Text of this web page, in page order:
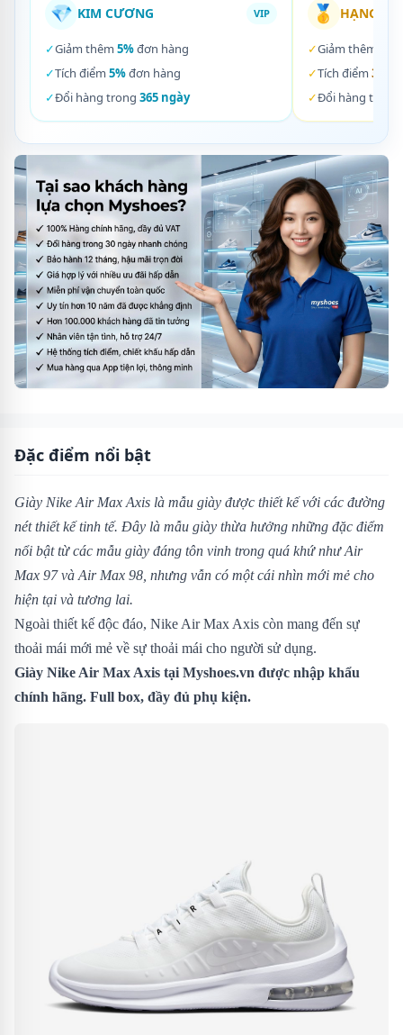
💎 KIM CƯƠNG VIP
✓Giảm thêm 5%đơn hàng
✓Tích điểm 5%đơn hàng
✓Đổi hàng trong 365 ngày
🥇 HẠNG
✓Giảm thêm
✓Tích điểm 3%
✓Đổi hàng trong
Đặc điểm nổi bật
Giày Nike Air Max Axis là mẫu giày được thiết kế với các đường
nét thiết kế tinh tế. Đây là mẫu giày thừa hưởng những đặc điểm
nổi bật từ các mẫu giày đáng tôn vinh trong quá khứ như Air
Max 97 và Air Max 98, nhưng vẫn có một cái nhìn mới mẻ cho
hiện tại và tương lai.
Ngoài thiết kế độc đáo, Nike Air Max Axis còn mang đến sự
thoải mái mới mẻ về sự thoải mái cho người sử dụng.
Giày Nike Air Max Axis tại Myshoes.vn được nhập khẩu
chính hãng. Full box, đầy đủ phụ kiện.